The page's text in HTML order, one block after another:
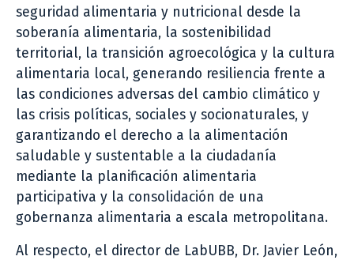
seguridad alimentaria y nutricional desde la
soberanía alimentaria, la sostenibilidad
territorial, la transición agroecológica y la cultura
alimentaria local, generando resiliencia frente a
las condiciones adversas del cambio climático y
las crisis políticas, sociales y socionaturales, y
garantizando el derecho a la alimentación
saludable y sustentable a la ciudadanía
mediante la planificación alimentaria
participativa y la consolidación de una
gobernanza alimentaria a escala metropolitana.
Al respecto, el director de LabUBB, Dr. Javier León,